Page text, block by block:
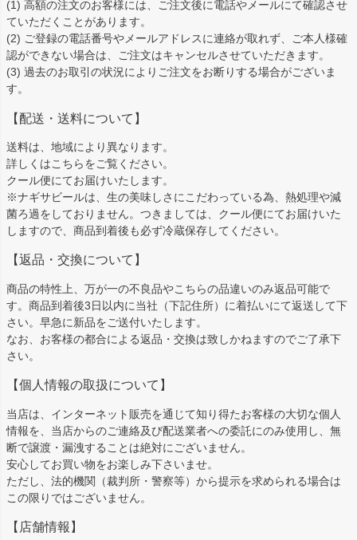
(1) 高額の注文のお客様には、ご注文後に電話やメールにて確認させ
ていただくことがあります。
(2) ご登録の電話番号やメールアドレスに連絡が取れず、ご本人様確
認ができない場合は、ご注文はキャンセルさせていただきます。
(3) 過去のお取引の状況によりご注文をお断りする場合がございま
す。
【配送・送料について】
送料は、地域により異なります。
詳しくはこちらをご覧ください。
クール便にてお届けいたします。
※ナギサビールは、生の美味しさにこだわっている為、熱処理や減
菌ろ過をしておりません。つきましては、クール便にてお届けいた
しますので、商品到着後も必ず冷蔵保存してください。
【返品・交換について】
商品の特性上、万が一の不良品やこちらの品違いのみ返品可能で
す。商品到着後3日以内に当社（下記住所）に着払いにて返送して下
さい。早急に新品をご送付いたします。
なお、お客様の都合による返品・交換は致しかねますのでご了承下
さい。
【個人情報の取扱について】
当店は、インターネット販売を通じて知り得たお客様の大切な個人
情報を、当店からのご連絡及び配送業者への委託にのみ使用し、無
断で譲渡・漏洩することは絶対にございません。
安心してお買い物をお楽しみ下さいませ。
ただし、法的機関（裁判所・警察等）から提示を求められる場合は
この限りではございません。
【店舗情報】